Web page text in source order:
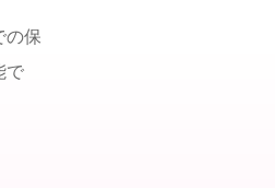
の保
で